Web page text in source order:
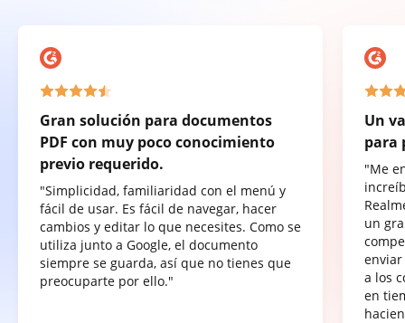
Gran solución para documentos
PDF con muy poco conocimiento
previo requerido.
"Simplicidad, familiaridad con el menú y
fácil de usar. Es fácil de navegar, hacer
cambios y editar lo que necesites. Como se
utiliza junto a Google, el documento
siempre se guarda, así que no tienes que
preocuparte por ello."
Un
para
"Me
un
a los
en